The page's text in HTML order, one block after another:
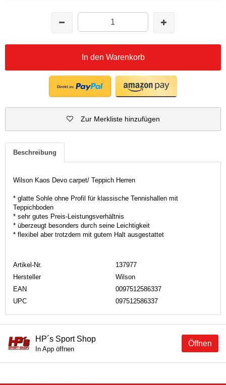
In den Warenkorb
Zur Merkliste hinzufügen
Beschreibung
Wilson Kaos Devo carpet/ Teppich Herren
* glatte Sohle ohne Profil für klassische Tennishallen mit
Teppichboden
* sehr gutes Preis-Leistungsverhältnis
* überzeugt besonders durch seine Leichtigkeit
* flexibel aber trotzdem mit gutem Halt ausgestattet
Artikel-Nr.
137977
Hersteller
Wilson
EAN
0097512586337
UPC
097512586337
Öffnen
HP´s Sport Shop
In App öffnen